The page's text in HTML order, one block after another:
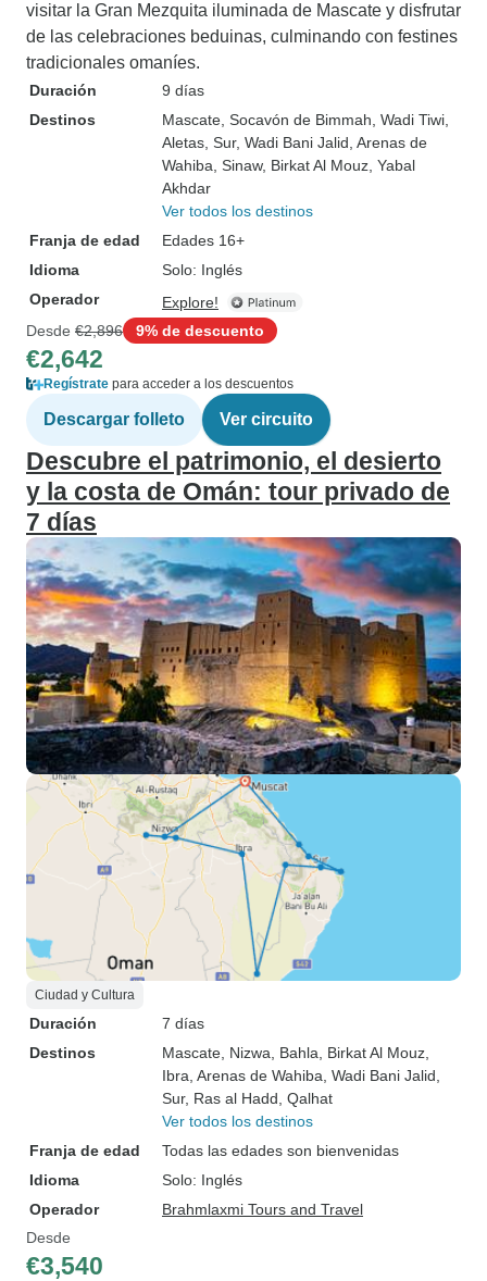
visitar la Gran Mezquita iluminada de Mascate y disfrutar
de las celebraciones beduinas, culminando con festines
tradicionales omaníes.
Duración
9 días
Destinos
Mascate , Socavón de Bimmah , Wadi Tiwi
Aletas , Sur, Wadi Bani Jalid , Arenas de
Wahiba , Sinaw, Birkat Al Mouz , Yabal
Akhdar
Ver todos los destinos
Franja de edad
Edades 16+
Idioma
Solo: Inglés
Operador
Explore!
Desde €2,896 9% de descuento
€2,642
Regístrate para acceder a los descuentos
Descargar folleto Ver circuito
Descubre el patrimonio, el desierto
y la costa de Omán: tour privado de
7 días
Ciudad y Cultura
Duración
7 días
Destinos
Mascate , Nizwa , Bahla , Birkat Al Mouz
Ibra , Arenas de Wahiba , Wadi Bani Jalid
Sur, Ras al Hadd , Qalhat
Ver todos los destinos
Franja de edad
Todas las edades son bienvenidas
Idioma
Solo: Inglés
Operador
Brahmlaxmi Tours and Travel
Desde
€3,540